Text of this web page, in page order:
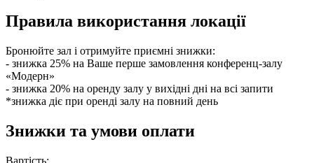
Правила використання локації
Бронюйте зал і отримуйте приємні знижки:
- знижка 25% на Ваше перше замовлення конференц-залу
«Модерн»
- знижка 20% на оренду залу у вихідні дні на всі запити
*знижка діє при оренді залу на повний день
Знижки та умови оплати
Вартість: